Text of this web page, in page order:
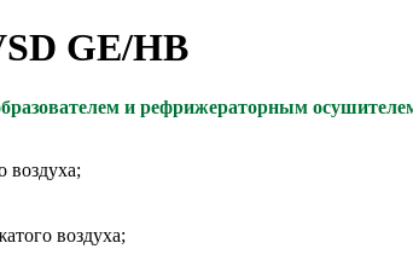
GE/HB
и рефрижераторным
воздуха;
воздуха;